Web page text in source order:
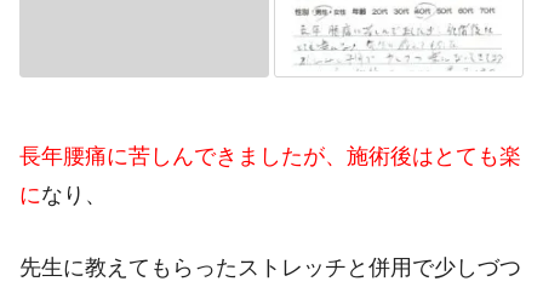
長年腰痛に苦しんできましたが、施術後はとても楽
になり、
先生に教えてもらったストレッチと併用で少しづつ